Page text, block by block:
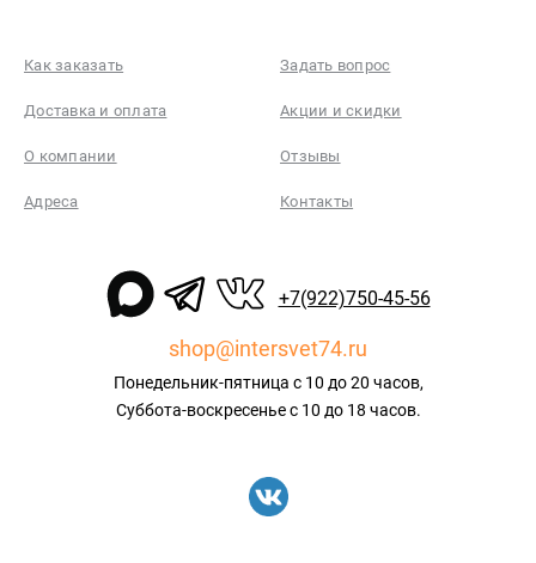
Как заказать Задать вопрос
Доставка и оплата Акции и скидки
О компании Отзывы
Адреса Контакты
+7(922)750-45-56
shop@intersvet74.ru
Понедельник-пятница с 10 до 20 часов,
Суббота-воскресенье с 10 до 18 часов.